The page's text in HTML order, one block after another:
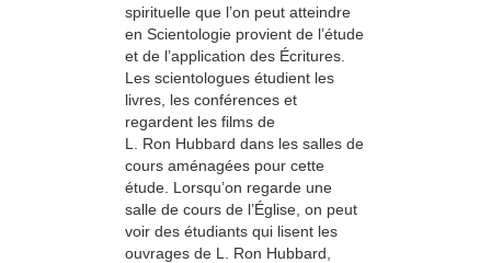
spirituelle que l’on peut atteindre
en Scientologie provient de l’étude
et de l’application des Écritures.
Les scientologues étudient les
livres, les conférences et
regardent les films de
L. Ron Hubbard dans les salles de
cours aménagées pour cette
étude. Lorsqu’on regarde une
salle de cours de l’Église, on peut
voir des étudiants qui lisent les
ouvrages de L. Ron Hubbard,